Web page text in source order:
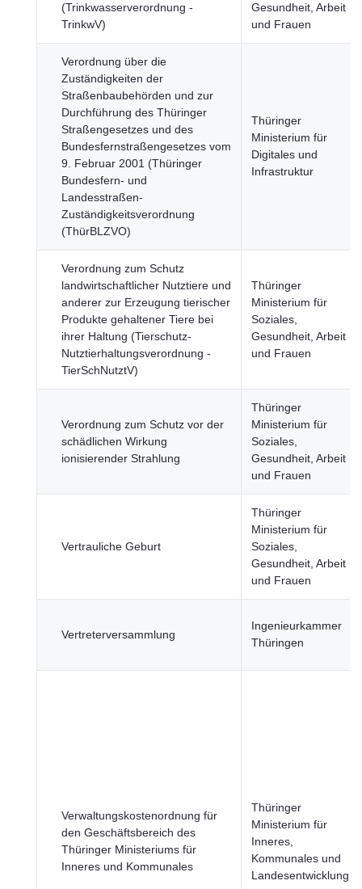
(Trinkwasserverordnung -
TrinkwV)
Gesundheit, Arbeit
und Frauen
Verordnung über die
Zuständigkeiten der
Straßenbaubehörden und zur
Durchführung des Thüringer
Straßengesetzes und des
Bundesfernstraßengesetzes vom
9. Februar 2001 (Thüringer
Bundesfern- und
Landesstraßen-
Zuständigkeitsverordnung
(ThürBLZVO)
Thüringer
Ministerium für
Digitales und
Infrastruktur
Verordnung zum Schutz
landwirtschaftlicher Nutztiere und
anderer zur Erzeugung tierischer
Produkte gehaltener Tiere bei
ihrer Haltung (Tierschutz-
Nutztierhaltungsverordnung -
TierSchNutztV)
Thüringer
Ministerium für
Soziales,
Gesundheit, Arbeit
und Frauen
Verordnung zum Schutz vor der
schädlichen Wirkung
ionisierender Strahlung
Thüringer
Ministerium für
Soziales,
Gesundheit, Arbeit
und Frauen
Vertrauliche Geburt
Thüringer
Ministerium für
Soziales,
Gesundheit, Arbeit
und Frauen
Vertreterversammlung
Ingenieurkammer
Thüringen
Verwaltungskostenordnung für
den Geschäftsbereich des
Thüringer Ministeriums für
Inneres und Kommunales
Thüringer
Ministerium für
Inneres,
Kommunales und
Landesentwicklung